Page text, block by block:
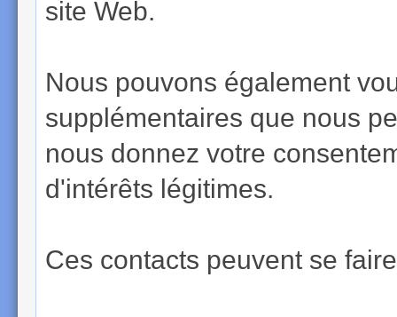
site Web.
Nous pouvons également
supplémentaires que nous
nous donnez votre
d'intérêts légitimes.
Ces contacts peuvent se